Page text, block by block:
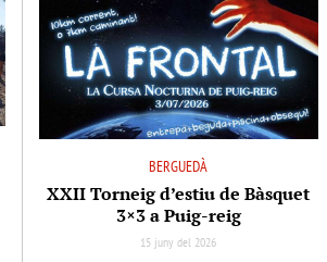
BERGUEDÀ
XXII Torneig d’estiu de Bàsquet
3×3 a Puig-reig
15 juny del 2026